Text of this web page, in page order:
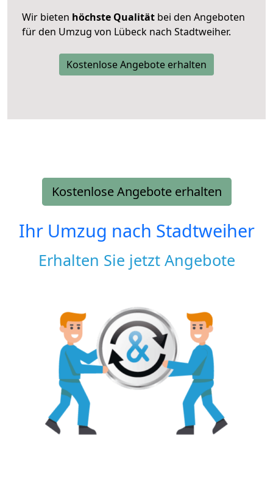
Wir bieten höchste Qualität bei den Angeboten
für den Umzug von Lübeck nach Stadtweiher.
Kostenlose Angebote erhalten
Kostenlose Angebote erhalten
Ihr Umzug nach Stadtweiher
Erhalten Sie jetzt Angebote